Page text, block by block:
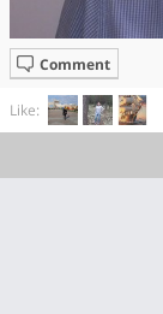
Comment
Like: